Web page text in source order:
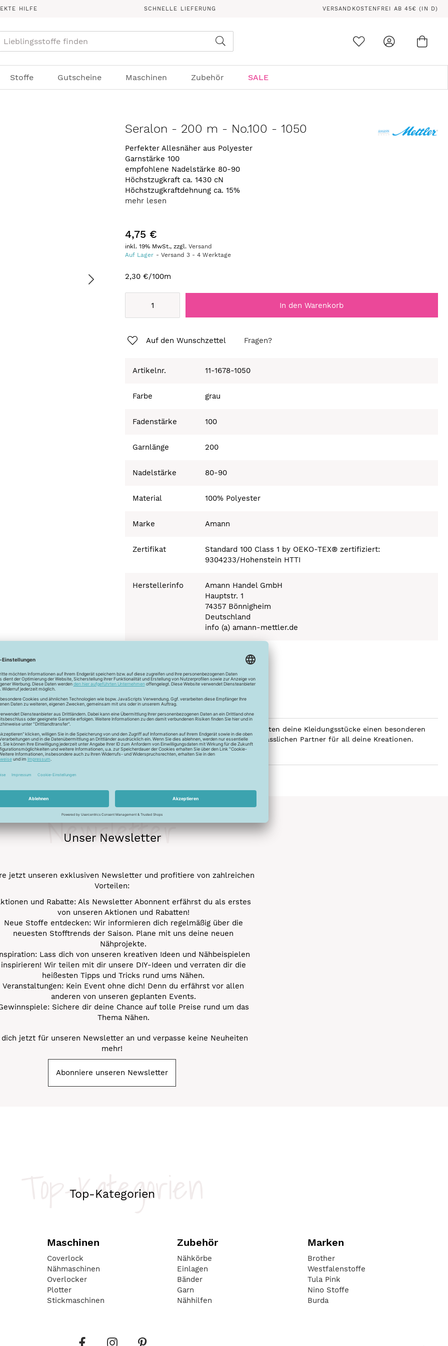
HILFE SCHNELLE LIEFERUNG VERSANDKOSTENFREI AB 45€ (IN D)
Stoffe Gutscheine Maschinen Zubehör SALE
Seralon - 200 m - No.100 - 1050
Perfekter Allesnäher aus Polyester
Garnstärke 100
empfohlene Nadelstärke 80-90
Höchstzugkraft ca. 1430 cN
Höchstzugkraftdehnung ca. 15%
mehr lesen
4,75 €
inkl. 19% MwSt., zzgl.Versand
Auf Lager
Versand3 -4 Werktage
2,30 €/100m
In den Warenkorb
Auf den Wunschzettel Fragen?
Artikelnr. 11-1678-1050
Farbe grau
Fadenstärke 100
Garnlänge 200
Nadelstärke 80-90
Material 100% Polyester
Marke Amann
Zertifikat
Standard 100 Class 1 by OEKO-TEX® zertifiziert:
9304233/Hohenstein HTTI
Herstellerinfo
Amann Handel GmbH
Hauptstr. 1
74357 Bönnigheim
Deutschland
info (a) amann-mettler.de
Seide - Kleider machen Leute. Mit dem Universalfaden SERALON erhalten deine Kleidungsstücke einen besonderen
und die idealen Gleiteigenschaftten machen den Allesnäher zum verlässlichen Partner für all deine Kreationen.
werden.
Unser Newsletter
Newsletter
jetzt unseren exklusiven Newsletter und profitiere von zahlreichen
Vorteilen:
und Rabatte: Als Newsletter Abonnent erfährst du als erstes
von unseren Aktionen und Rabatten!
Neue Stoffe entdecken: Wir informieren dich regelmäßig über die
neuesten Stofftrends der Saison. Plane mit uns deine neuen
Nähprojekte.
Lass dich von unseren kreativen Ideen und Nähbeispielen
inspirieren! Wir teilen mit dir unsere DIY-Ideen und verraten dir die
heißesten Tipps und Tricks rund ums Nähen.
Veranstaltungen: Kein Event ohne dich! Denn du erfährst vor allen
anderen von unseren geplanten Events.
Sichere dir deine Chance auf tolle Preise rund um das
Thema Nähen.
dich jetzt für unseren Newsletter an und verpasse keine Neuheiten
mehr!
Abonniere unseren Newsletter
Top-Kategorien
Top-Kategorien
Maschinen
Coverlock
Nähmaschinen
Overlocker
Plotter
Stickmaschinen
Zubehör
Nähkörbe
Einlagen
Bänder
Garn
Nähhilfen
Marken
Brother
Westfalenstoffe
Tula Pink
Nino Stoffe
Burda